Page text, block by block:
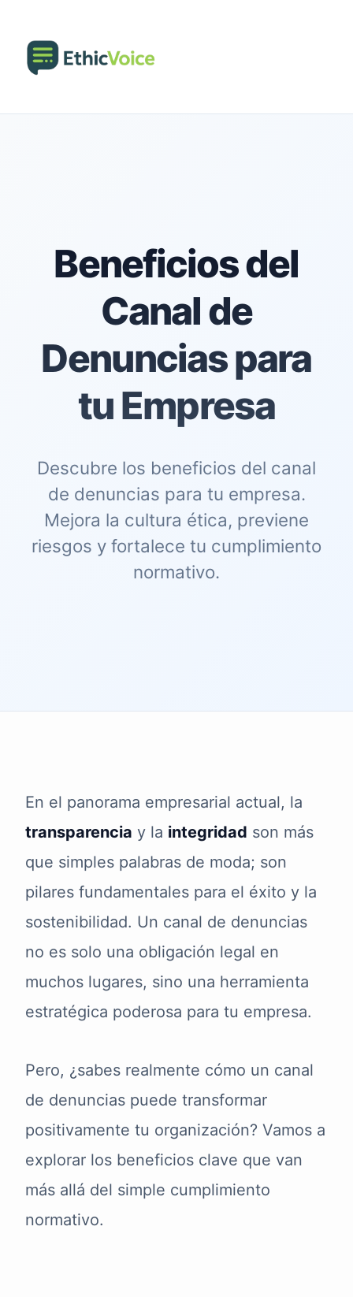
Beneficios del
Canal de
Denuncias para
tu Empresa
Descubre los beneficios del canal
de denuncias para tu empresa.
Mejora la cultura ética, previene
riesgos y fortalece tu cumplimiento
normativo.
En el panorama empresarial actual, la
transparencia y la integridad son más
que simples palabras de moda; son
pilares fundamentales para el éxito y la
sostenibilidad. Un canal de denuncias
no es solo una obligación legal en
muchos lugares, sino una herramienta
estratégica poderosa para tu empresa.
Pero, ¿sabes realmente cómo un canal
de denuncias puede transformar
positivamente tu organización? Vamos a
explorar los beneficios clave que van
más allá del simple cumplimiento
normativo.